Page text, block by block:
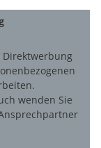
wenden Sie